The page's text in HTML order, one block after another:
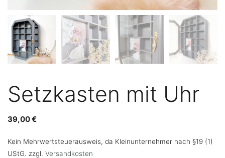
Setzkasten mit Uhr
39,00€
Kein Mehrwertsteuerausweis, da Kleinunternehmer nach §19 (1)
UStG. zzgl. Versandkosten